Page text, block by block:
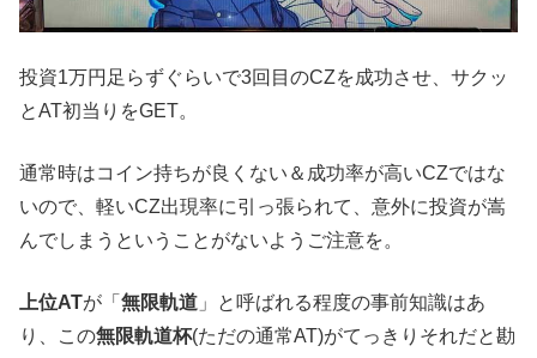
投資1万円足らずぐらいで3回目のCZを成功させ、サクッ
とAT初当りをGET。
通常時はコイン持ちが良くない＆成功率が高いCZではな
いので、軽いCZ出現率に引っ張られて、意外に投資が嵩
んでしまうということがないようご注意を。
上位ATが「 無限軌道 」と呼ばれる程度の事前知識はあ
り、この無限軌道杯(ただの通常AT)がてっきりそれだと勘